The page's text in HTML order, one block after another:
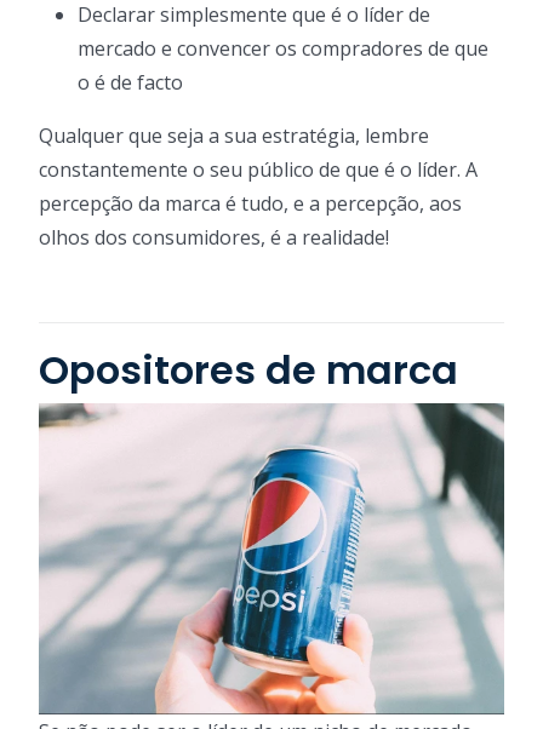
Declarar simplesmente que é o líder de
mercado e convencer os compradores de que
o é de facto
Qualquer que seja a sua estratégia, lembre
constantemente o seu público de que é o líder. A
percepção da marca é tudo, e a percepção, aos
olhos dos consumidores, é a realidade!
Opositores de marca